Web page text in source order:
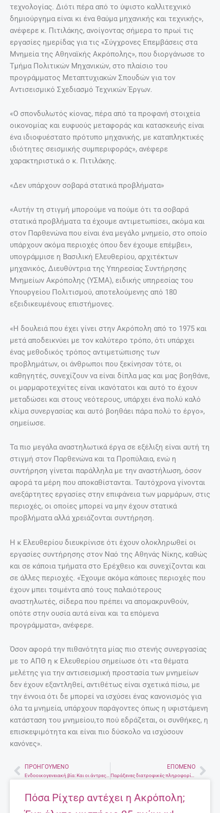
τεχνολογίας. Διότι πέρα από το ύψιστο καλλιτεχνικό
δημιούργημα είναι κι ένα θαύμα μηχανικής και τεχνικής»,
ανέφερε κ. Πιτιλάκης, ανοίγοντας σήμερα το πρωί τις
εργασίες ημερίδας για τις «Σύγχρονες Επεμβάσεις στα
Μνημεία της Αθηναϊκής Ακρόπολης», που διοργάνωσε το
Τμήμα Πολιτικών Μηχανικών, στο πλαίσιο του
προγράμματος Μεταπτυχιακών Σπουδών για τον
Αντισεισμικό Σχεδιασμό Τεχνικών Έργων.
«Ο σπονδυλωτός κίονας, πέρα από τα προφανή στοιχεία
οικονομίας και ευφυούς μεταφοράς και κατασκευής είναι
ένα ιδιοφυέστατο πρότυπο μηχανικής, με καταπληκτικές
ιδιότητες σεισμικής συμπεριφοράς», ανέφερε
χαρακτηριστικά ο κ. Πιτιλάκης.
«Δεν υπάρχουν σοβαρά στατικά προβλήματα»
«Αυτήν τη στιγμή μπορούμε να πούμε ότι τα σοβαρά
στατικά προβλήματα τα έχουμε αντιμετωπίσει, ακόμα και
στον Παρθενώνα που είναι ένα μεγάλο μνημείο, στο οποίο
υπάρχουν ακόμα περιοχές όπου δεν έχουμε επέμβει»,
υπογράμμισε η Βασιλική Ελευθερίου, αρχιτέκτων
μηχανικός, Διευθύντρια της Υπηρεσίας Συντήρησης
Μνημείων Ακρόπολης (ΥΣΜΑ), ειδικής υπηρεσίας του
Υπουργείου Πολιτισμού, αποτελούμενης από 180
εξειδικευμένους επιστήμονες.
«Η δουλειά που έχει γίνει στην Ακρόπολη από το 1975 και
μετά αποδεικνύει με τον καλύτερο τρόπο, ότι υπάρχει
ένας μεθοδικός τρόπος αντιμετώπισης των
προβλημάτων, οι άνθρωποι που ξεκίνησαν τότε, οι
καθηγητές, συνεχίζουν να είναι δίπλα μας και μας βοηθάνε,
οι μαρμαροτεχνίτες είναι ικανότατοι και αυτό το έχουν
μεταδώσει και στους νεότερους, υπάρχει ένα πολύ καλό
κλίμα συνεργασίας και αυτό βοηθάει πάρα πολύ το έργο»,
σημείωσε.
Τα πιο μεγάλα αναστηλωτικά έργα σε εξέλιξη είναι αυτή τη
στιγμή στον Παρθενώνα και τα Προπύλαια, ενώ η
συντήρηση γίνεται παράλληλα με την αναστήλωση, όσον
αφορά τα μέρη που αποκαθίστανται. Ταυτόχρονα γίνονται
ανεξάρτητες εργασίες στην επιφάνεια των μαρμάρων, στις
περιοχές, οι οποίες μπορεί να μην έχουν στατικά
προβλήματα αλλά χρειάζονται συντήρηση.
Η κ Ελευθερίου διευκρίνισε ότι έχουν ολοκληρωθεί οι
εργασίες συντήρησης στον Ναό της Αθηνάς Νίκης, καθώς
και σε κάποια τμήματα στο Ερέχθειο και συνεχίζονται και
σε άλλες περιοχές. «Έχουμε ακόμα κάποιες περιοχές που
έχουν μπει τσιμέντα από τους παλαιότερους
αναστηλωτές, σίδερα που πρέπει να απομακρυνθούν,
οπότε στην ουσία αυτά είναι και τα επόμενα
προγράμματα», ανέφερε.
Όσον αφορά την πιθανότητα μίας πιο στενής συνεργασίας
με το ΑΠΘ η κ Ελευθερίου σημείωσε ότι «τα θέματα
μελέτης για την αντισεισμική προστασία των μνημείων
δεν έχουν εξαντληθεί, αντιθέτως είναι σχετικά πίσω, με
την έννοια ότι δε μπορεί να ισχύσει ένας κανονισμός για
όλα τα μνημεία, υπάρχουν παράγοντες όπως η υφιστάμενη
κατάσταση του μνημείου,το πού εδράζεται, οι συνθήκες, η
επισκεψιμότητα και είναι πιο δύσκολο να ισχύσουν
κανόνες».
PrevΠΡΟΗΓΟΎΜΕΝΟ ΕΠΌΜΕΝΟ
Πόσα Ρίχτερ αντέχει η Ακρόπολη;